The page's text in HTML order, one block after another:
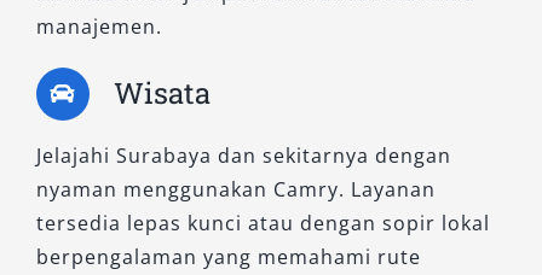
manajemen.
Wisata
Jelajahi Surabaya dan sekitarnya dengan
nyaman menggunakan Camry. Layanan
tersedia lepas kunci atau dengan sopir lokal
berpengalaman yang memahami rute